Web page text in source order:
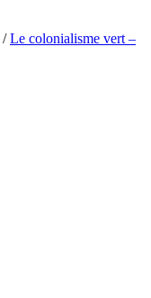
/ Le colonialisme vert –